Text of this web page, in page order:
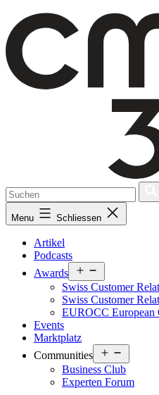
content
Menu Schliessen
Artikel
Podcasts
Awards
menu
Swiss Customer
Swiss Customer
EUROCC European
Events
Marktplatz
Communities
menu
Business Club
Experten Forum